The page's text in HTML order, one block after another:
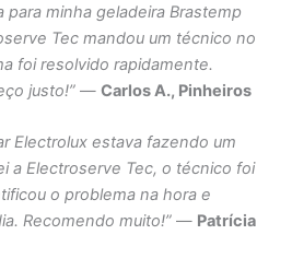
para minha geladeira Brastemp
Tec mandou um técnico no
foi resolvido rapidamente.
justo!” —Carlos A., Pinheiros
Electrolux estava fazendo um
a Electroserve Tec, o técnico foi
o problema na hora e
Recomendo muito!” — Patrícia